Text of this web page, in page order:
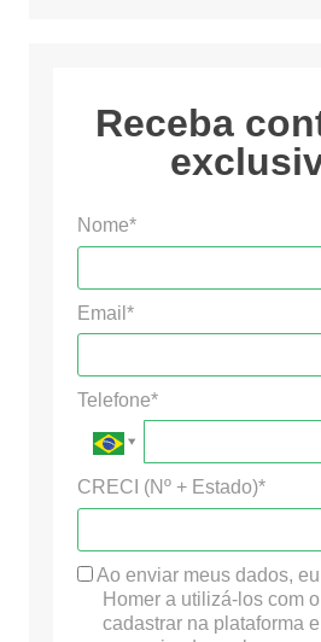
Receba
Nome*
Email*
Telefone*
CRECI (Nº + Estado)*
Ao enviar meus dados,
Homer a utilizá-los com
cadastrar na plataforma